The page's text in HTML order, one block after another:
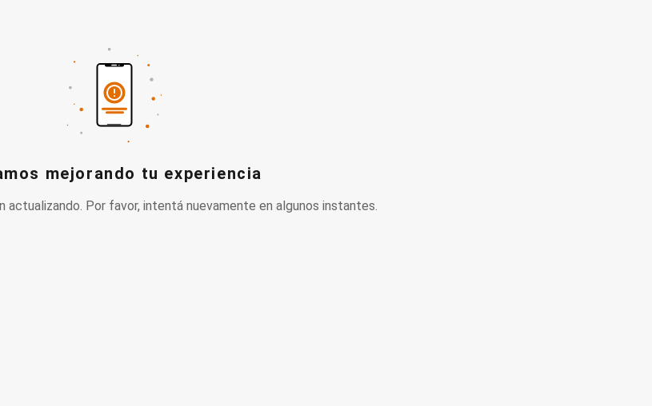
mejorando tu experiencia
actualizando. Por favor, intentá nuevamente en algunos instantes.